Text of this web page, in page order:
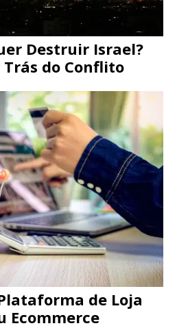
Destruir Israel?
do Conflito
de Loja
Ecommerce